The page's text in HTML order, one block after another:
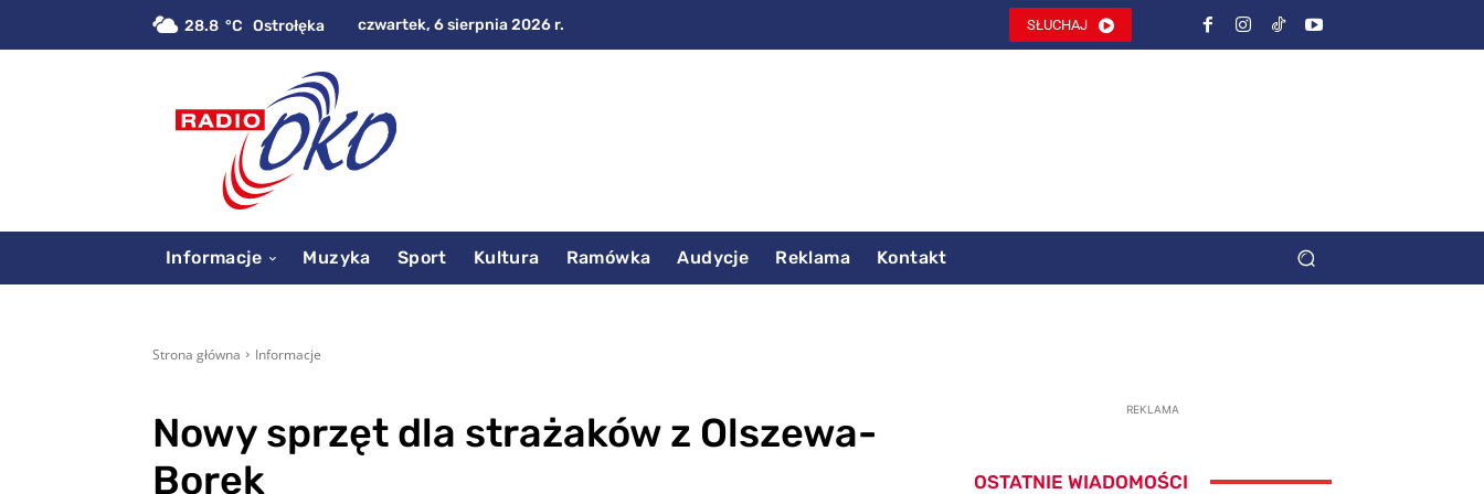
28.8 C Ostrołęka czwartek, 6 sierpnia 2026 r. SŁUCHAJ
Informacje Muzyka Sport Kultura Ramówka Audycje Reklama Kontakt
Strona główna Informacje
Nowy sprzęt dla strażaków z Olszewa-
Borek
REKLAMA
OSTATNIE WIADOMOŚCI